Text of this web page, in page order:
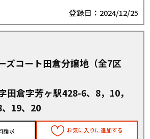
登録日：2024/12/25
ズコート田倉分譲地（全7区
田倉字芳ヶ駅428-6、8，10，
19、20
請求 お気に入りに追加する